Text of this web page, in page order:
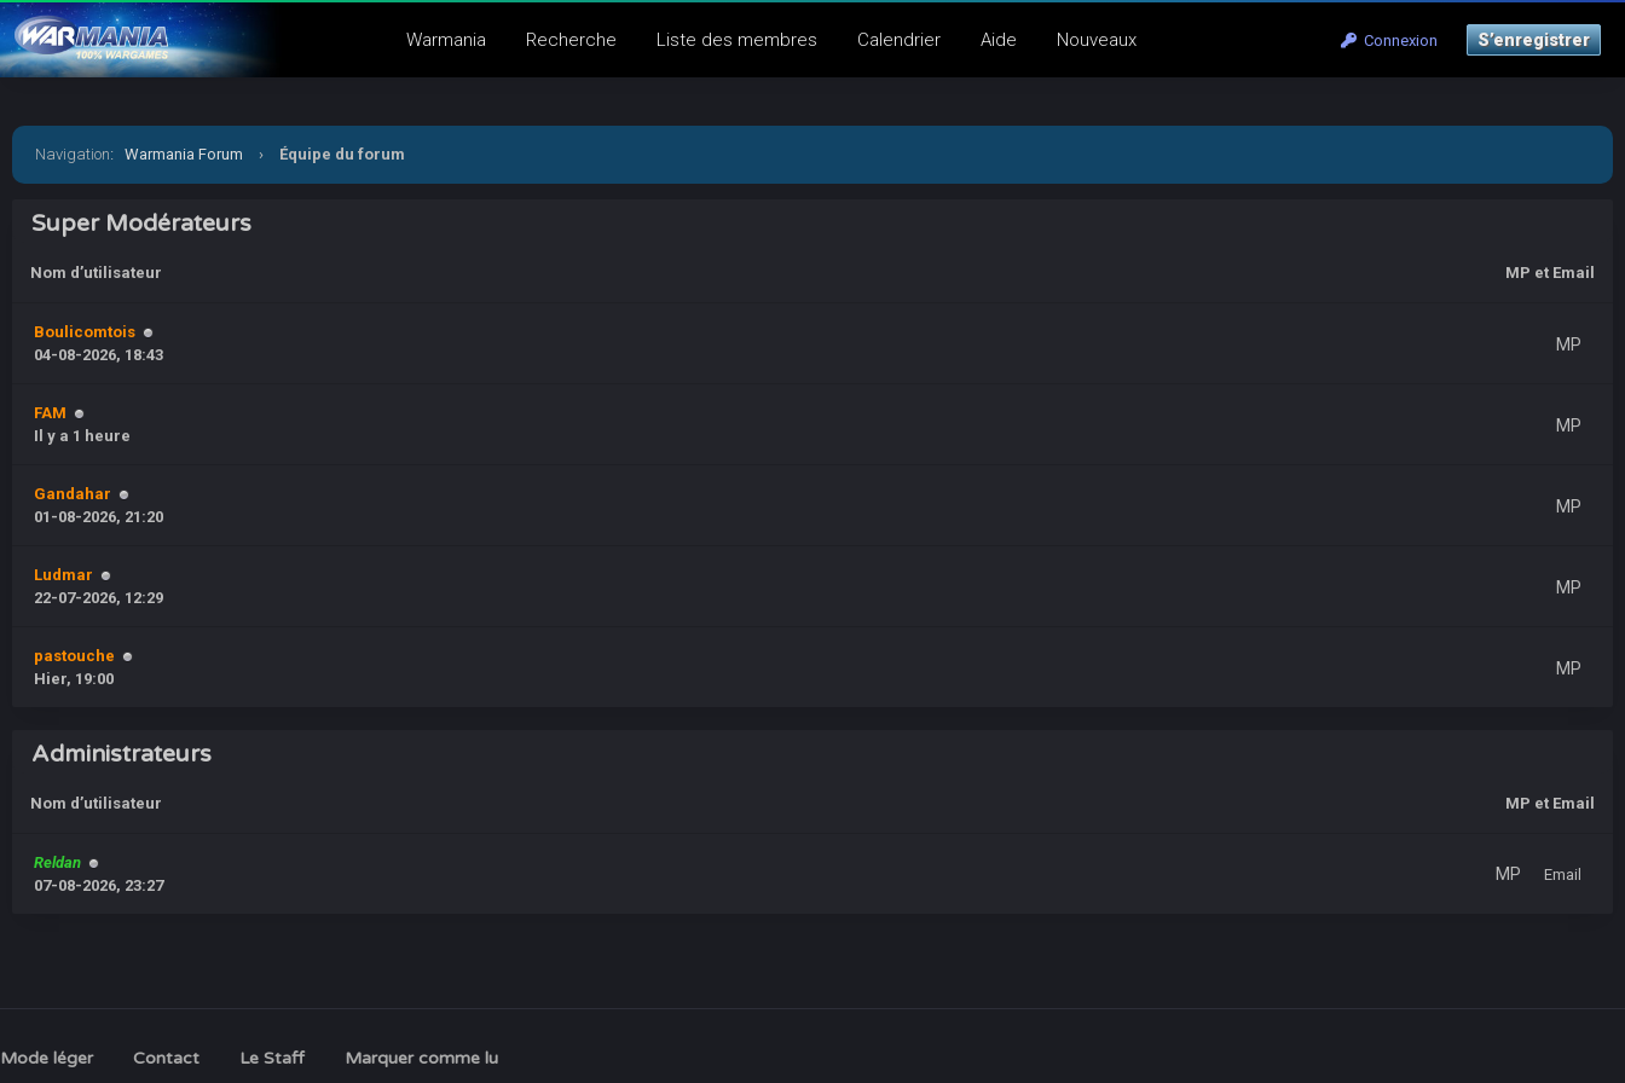
Connexion S’enregistrer
Warmania Recherche Liste des membres Calendrier Aide Nouveaux
Navigation: Warmania Forum › Équipe du forum
Super Modérateurs
Nom d’utilisateur MP et Email
Boulicomtois
04-08-2026, 18:43
MP
FAM
Il y a 1 heure
MP
Gandahar
01-08-2026, 21:20
MP
Ludmar
22-07-2026, 12:29
MP
pastouche
Hier, 19:00
MP
Administrateurs
Nom d’utilisateur MP et Email
Reldan
07-08-2026, 23:27
MP Email
Mode léger Contact Le Staff Marquer comme lu